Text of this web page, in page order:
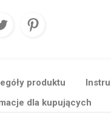
produktu
dla kupujących